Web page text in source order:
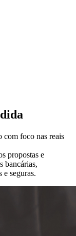
com foco nas reais
propostas e
bancárias,
e seguras.